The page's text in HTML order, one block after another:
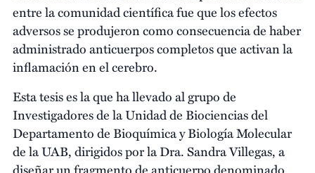
entre la comunidad científica fue que los efectos
adversos se produjeron como consecuencia de haber
administrado anticuerpos completos que activan la
inflamación en el cerebro.
Esta tesis es la que ha llevado al grupo de
Investigadores de la Unidad de Biociencias del
Departamento de Bioquímica y Biología Molecular
de la UAB, dirigidos por la Dra. Sandra Villegas, a
diseñar un fragmento de anticuerpo denominado